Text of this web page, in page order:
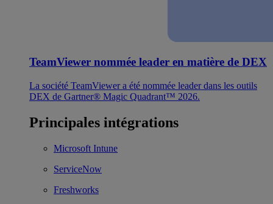
TeamViewer nommée leader en matière de DEX
La société TeamViewer a été nommée leader dans les outils
DEX de Gartner® Magic Quadrant™ 2026.
Principales intégrations
Microsoft Intune
ServiceNow
Freshworks